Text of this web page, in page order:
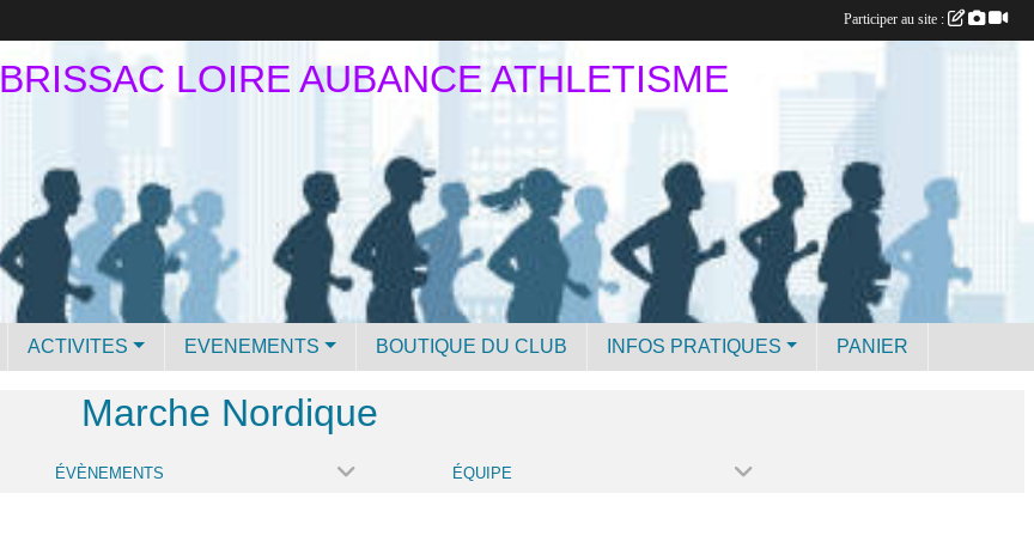
BRISSAC LOIRE AUBANCE ATHLETISME
ACTIVITES EVENEMENTS BOUTIQUE DU CLUB INFOS PRATIQUES PANIER
Marche Nordique
ÉVÈNEMENTS ÉQUIPE
Participer au site :